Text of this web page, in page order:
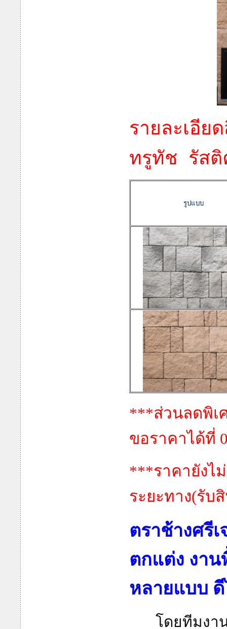
รายละเอีย
ทรูทัช รัสติ
รูปแบบ
***ส่วนลดพิเ
ขอราคาได้ที่
***ราคายังไ
ระยะทาง(รับ
ตราช้างศรี
ตกแต่ง งา
หลายแบบ
โดยทีมงา